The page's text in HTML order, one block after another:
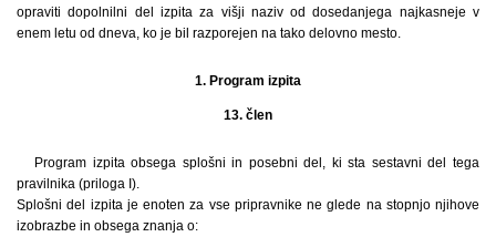
opraviti dopolnilni del izpita za višji naziv od dosedanjega najkasneje v
enem letu od dneva, ko je bil razporejen na tako delovno mesto.
1. Program izpita
13. člen
Program izpita obsega splošni in posebni del, ki sta sestavni del tega
pravilnika (priloga I).
Splošni del izpita je enoten za vse pripravnike ne glede na stopnjo njihove
izobrazbe in obsega znanja o: